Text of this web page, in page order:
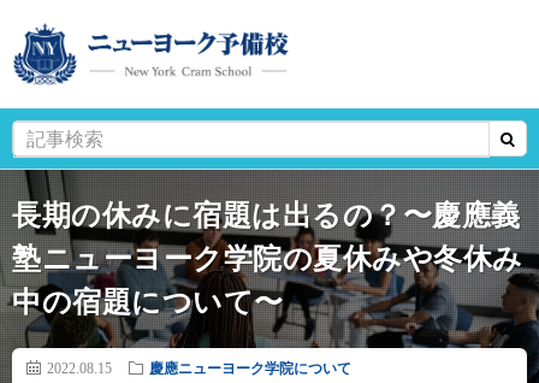
長期の休みに宿題は出るの？〜慶應義
塾ニューヨーク学院の夏休みや冬休み
中の宿題について〜
2022.08.15
慶應ニューヨーク学院について